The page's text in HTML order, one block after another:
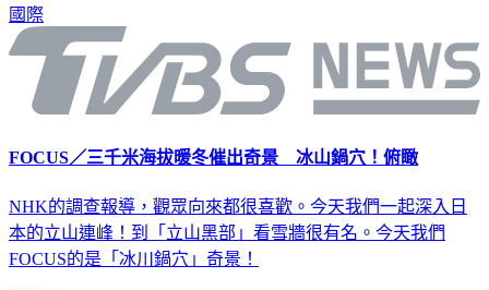
國際
FOCUS／三千米海拔暖冬催出奇景 冰山鍋穴！俯瞰
NHK的調查報導，觀眾向來都很喜歡。今天我們一起深入日
本的立山連峰！到「立山黑部」看雪牆很有名。今天我們
FOCUS的是「冰川鍋穴」奇景！